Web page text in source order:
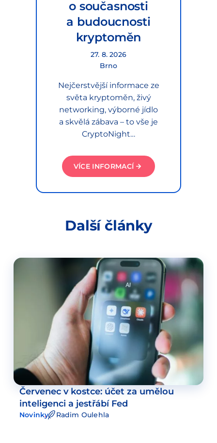
o současnosti
a budoucnosti
kryptoměn
27. 8. 2026
Brno
Nejčerstvější informace ze
světa kryptoměn, živý
networking, výborné jídlo
a skvělá zábava – to vše je
CryptoNight…
VÍCE INFORMACÍ
Další články
Červenec v kostce: účet za umělou
inteligenci a jestřábí Fed
Novinky Radim Oulehla